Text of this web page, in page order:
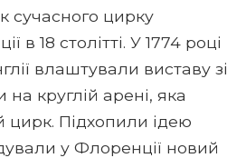
сучасного цирку
в 18 столітті. У 1774 році
влаштували виставу зі
круглій арені, яка
цирк. Підхопили ідею
у Флоренції новий